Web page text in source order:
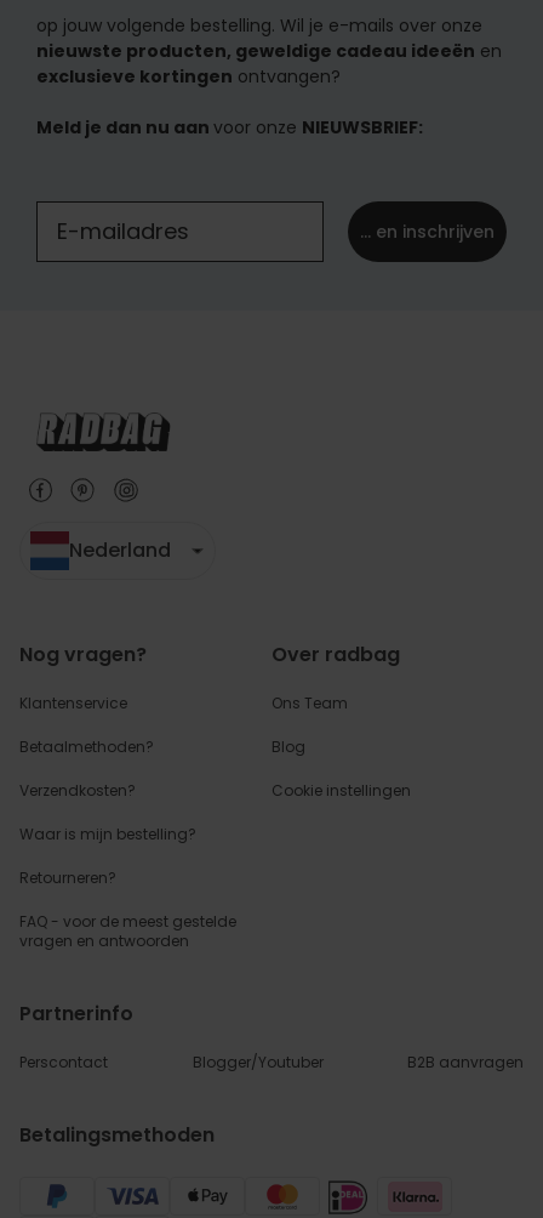
op jouw volgende bestelling. Wil je e-mails over onze
nieuwste producten, geweldige cadeau ideeën en
exclusieve kortingen ontvangen?
Meld je dan nu aan voor onze NIEUWSBRIEF:
... en inschrijven
Nederland
Nog vragen?
Klantenservice
Betaalmethoden?
Verzendkosten?
Waar is mijn bestelling?
Retourneren?
FAQ - voor de meest gestelde
vragen en antwoorden
Over radbag
Ons Team
Blog
Cookie instellingen
Partnerinfo
Perscontact Blogger/Youtuber B2B aanvragen
Betalingsmethoden